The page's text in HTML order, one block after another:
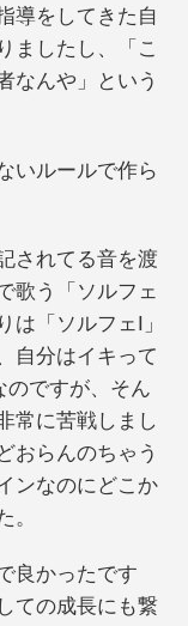
導をしてきた自
ましたし、「こ
なんや」という
いルールで作ら
されてる音を渡
歌う「ソルフェ
は「ソルフェI」
自分はイキって
のですが、そん
常に苦戦しまし
おらんのちゃう
ンなのにどこか
。
良かったです
ての成長にも繋